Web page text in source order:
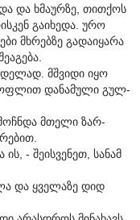
და ხმაურზე, თითქოს
გაიხედა. ურო
მხრებზე გადაიყარა
მშვიდი იყო
ოფლით დანამული გულ-
მთელი ზარ-
- შეისვენეთ, სანამ
და ყველაზე დიდ